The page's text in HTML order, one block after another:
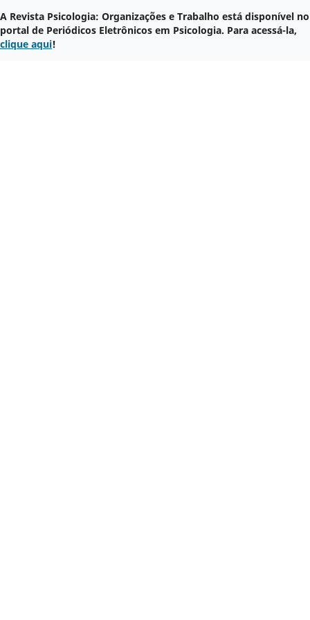
A Revista Psicologia: Organizações e Trabalho está disponível no
portal de Periódicos Eletrônicos em Psicologia. Para acessá-la,
clique aqui!